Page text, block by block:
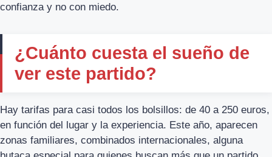
confianza y no con miedo.
¿Cuánto cuesta el sueño de
ver este partido?
Hay tarifas para casi todos los bolsillos: de 40 a 250 euros,
en función del lugar y la experiencia. Este año, aparecen
zonas familiares, combinados internacionales, alguna